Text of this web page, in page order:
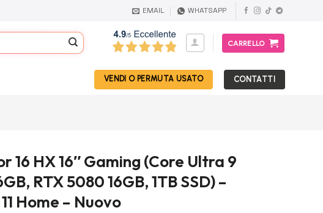
EMAIL WHATSAPP
CARRELLO
VENDI O PERMUTA USATO CONTATTI
16 HX 16″ Gaming (Core Ultra 9
RTX 5080 16GB, 1TB SSD) –
Home – Nuovo